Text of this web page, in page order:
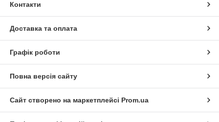
Контакти
Доставка та оплата
Графік роботи
Повна версія сайту
Сайт створено на маркетплейсі Prom.ua